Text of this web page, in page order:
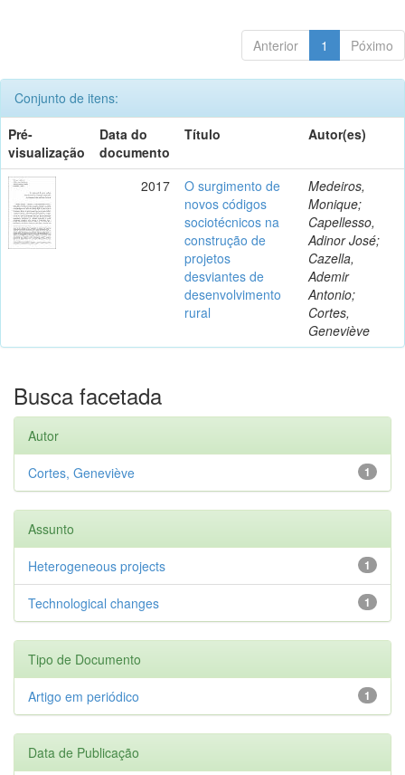
Anterior 1 Póximo
Conjunto de itens:
Pré-
visualização
Data do
documento
Título Autor(es)
2017
O surgimento de
novos códigos
sociotécnicos na
construção de
projetos
desviantes de
desenvolvimento
rural
Medeiros,
Monique;
Capellesso,
Adinor José;
Cazella,
Ademir
Antonio;
Cortes,
Geneviève
Busca facetada
Autor
1
Cortes, Geneviève
Assunto
1
Heterogeneous projects
1
Technological changes
Tipo de Documento
1
Artigo em periódico
Data de Publicação